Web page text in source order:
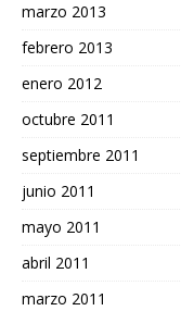
marzo 2013
febrero 2013
enero 2012
octubre 2011
septiembre 2011
junio 2011
mayo 2011
abril 2011
marzo 2011